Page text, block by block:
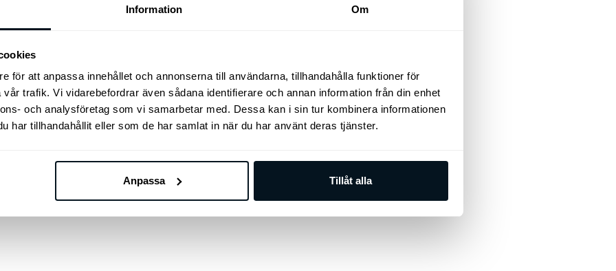
Information Om
för att anpassa innehållet och annonserna till användarna, tillhandahålla funktioner för
trafik. Vi vidarebefordrar även sådana identifierare och annan information från din enhet
och analysföretag som vi samarbetar med. Dessa kan i sin tur kombinera informationen
har tillhandahållit eller som de har samlat in när du har använt deras tjänster.
Anpassa Tillåt alla